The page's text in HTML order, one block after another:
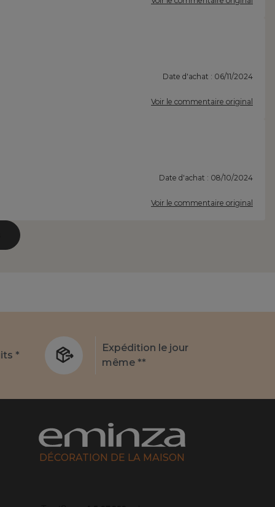
Date d'achat : 06/11/2024
Voir le commentaire original
Date d'achat : 08/10/2024
Voir le commentaire original
*
Expédition le jour
même **
DÉCORATION DE LA MAISON